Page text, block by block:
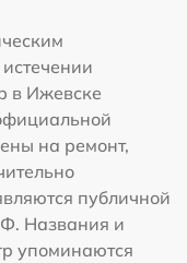
в Ижевске
на ремонт,
публичной
Названия и
упоминаются